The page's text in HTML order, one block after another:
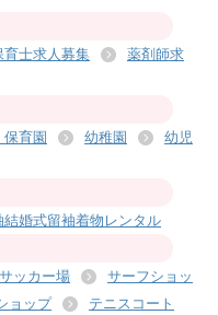
育士求人募集
薬剤師求
保育園 幼稚園
幼児
結婚式留袖着物レンタル
サッカー場
サーフショッ
ョップ
テニスコート